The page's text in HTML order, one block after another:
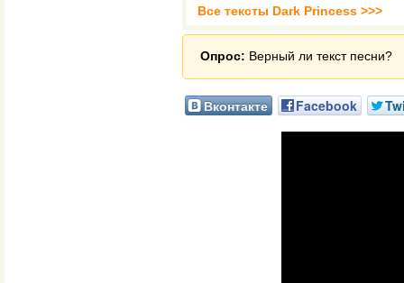
Все тексты Dark Princess >>>
Опрос: Верный ли текст песни?
Вконтакте Facebook